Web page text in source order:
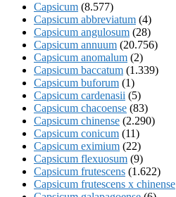
Capsicum (8.577)
Capsicum abbreviatum (4)
Capsicum angulosum (28)
Capsicum annuum (20.756)
Capsicum anomalum (2)
Capsicum baccatum (1.339)
Capsicum buforum (1)
Capsicum cardenasii (5)
Capsicum chacoense (83)
Capsicum chinense (2.290)
Capsicum conicum (11)
Capsicum eximium (22)
Capsicum flexuosum (9)
Capsicum frutescens (1.622)
Capsicum frutescens x chinense